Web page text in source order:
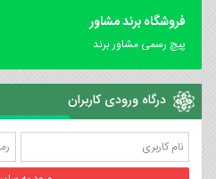
فروشگاه برند مشاور
پیچ رسمی مشاور برند
درگاه ورودی کاربران